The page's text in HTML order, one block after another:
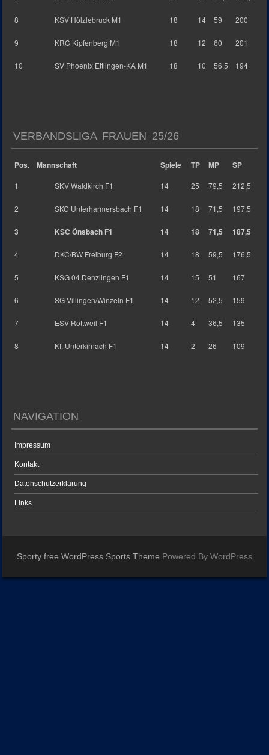
8 KSV Hölzlebruck M1 18 14 59 200
9 KRC Kipfenberg M1 18 12 60 201
10 SV Phoenix Ettlingen-KA M1 18 10 56,5 194
VERBANDSLIGA FRAUEN 25/26
Pos. Mannschaft Spiele TP MP SP
1 SKV Waldkirch F1 14 25 79,5 212,5
2 SKC Unterharmersbach F1 14 18 71,5 197,5
3 KSC Önsbach F1 14 18 71,5 187,5
4 DKC/BW Freiburg F2 14 18 59,5 176,5
5 KSG 04 Denzlingen F1 14 15 51 167
6 SG Villingen/Winzeln F1 14 12 52,5 159
7 ESV Rottweil F1 14 4 36,5 135
8 Kf. Unterkirnach F1 14 2 26 109
NAVIGATION
Impressum
Kontakt
Datenschutzerklärung
Links
Sporty free WordPress Sports Theme Powered By WordPress